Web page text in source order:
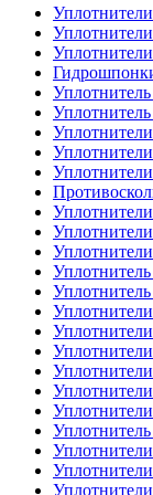
Уплотнители